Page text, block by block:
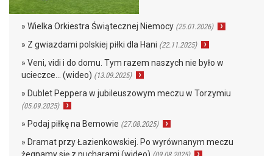
» Wielka Orkiestra Świątecznej Niemocy (25.01.2026)
» Z gwiazdami polskiej piłki dla Hani (22.11.2025)
» Veni, vidi i do domu. Tym razem naszych nie było w
ucieczce… (wideo) (13.09.2025)
» Dublet Peppera w jubileuszowym meczu w Torzymiu
(05.09.2025)
» Podaj piłkę na Bemowie (27.08.2025)
» Dramat przy Łazienkowskiej. Po wyrównanym meczu
żegnamy się z pucharami (wideo)